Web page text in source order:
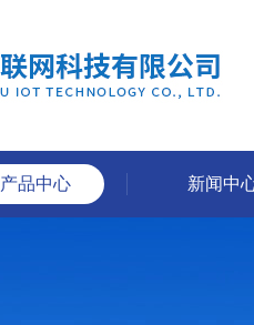
产品中心 新闻中